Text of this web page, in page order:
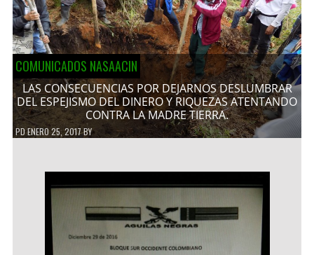
COMUNICADOS NASAACIN
LAS CONSECUENCIAS POR DEJARNOS DESLUMBRAR
DEL ESPEJISMO DEL DINERO Y RIQUEZAS ATENTANDO
CONTRA LA MADRE TIERRA.
PDENERO 25, 2017BY